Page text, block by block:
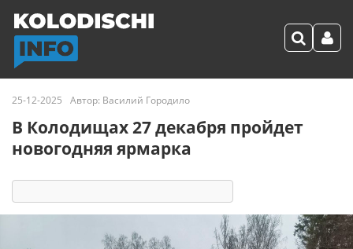
25-12-2025 Автор: Василий Городило
В Колодищах 27 декабря пройдет
новогодняя ярмарка